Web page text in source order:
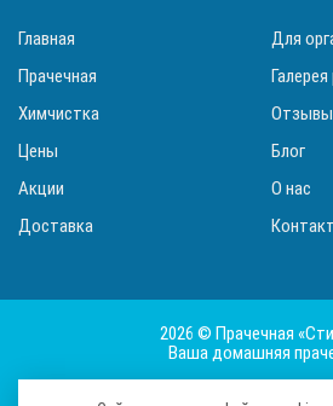
Главная
Прачечная
Химчистка
Цены
Акции
Доставка
Для
Отзывы
Блог
О нас
2026 © Прачечная
Ваша домашняя